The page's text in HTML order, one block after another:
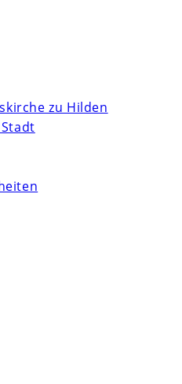
zu Hilden